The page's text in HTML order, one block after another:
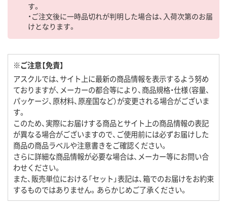
す。
・ご注文後に一時品切れが判明した場合は、入荷次第のお届
けとなります。
※ご注意【免責】
アスクルでは、サイト上に最新の商品情報を表示するよう努め
ておりますが、メーカーの都合等により、商品規格・仕様（容量、
パッケージ、原材料、原産国など）が変更される場合がございま
す。
このため、実際にお届けする商品とサイト上の商品情報の表記
が異なる場合がございますので、ご使用前には必ずお届けした
商品の商品ラベルや注意書きをご確認ください。
さらに詳細な商品情報が必要な場合は、メーカー等にお問い合
わせください。
また、販売単位における「セット」表記は、箱でのお届けをお約束
するものではありません。あらかじめご了承ください。